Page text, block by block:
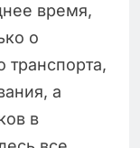
время,
о
транспорта,
а
в